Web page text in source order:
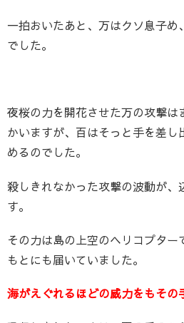
一拍おいたあと、万はクソ息子め
でした。
夜桜の力を開花させた万の攻撃は
かいますが、百はそっと手を差
めるのでした。
殺しきれなかった攻撃の波動が、
す。
その力は島の上空のヘリコプター
もとにも届いていました。
海がえぐれるほどの威力をもその